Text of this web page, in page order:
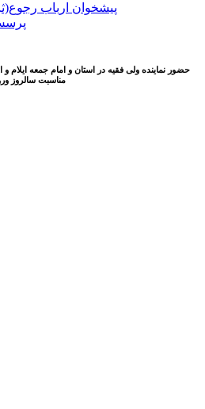
پیشخوان ارباب
حضور نماینده ولی فقیه در استان و امام جمعه ایلام و
مناسبت سالروز